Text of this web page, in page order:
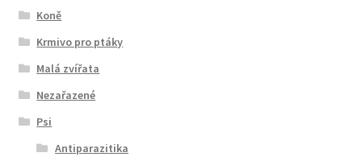
Koně
Krmivo pro ptáky
Malá zvířata
Nezařazené
Psi
Antiparazitika